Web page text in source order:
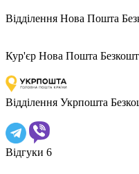
Відділення Нова Пошта
Кур'єр Нова Пошта
Відділення Укрпошта
Відгуки 6